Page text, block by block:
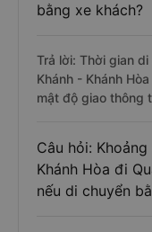
bằng xe khách?
Trả lời: Thời gian
Khánh - Khánh
mật độ giao thông
Câu hỏi:
Khánh Hòa đi
nếu di chuyển